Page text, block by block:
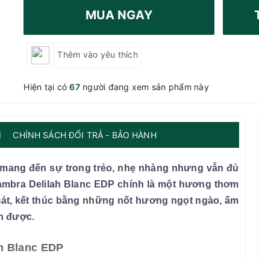
MUA NGAY
Thêm vào yêu thích
Hiện tại có67người đang xem sản phẩm này
CHÍNH SÁCH ĐỔI TRẢ - BẢO HÀNH
đến sự trong trẻo, nhẹ nhàng nhưng vẫn đủ
Delilah Blanc EDP chính là một hương thơm
kết thúc bằng những nốt hương ngọt ngào, ấm
được.
Blanc EDP